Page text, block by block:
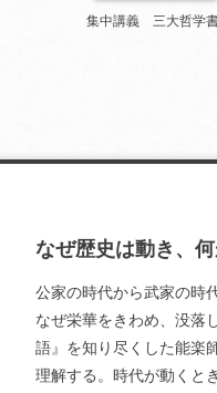
集中講義 三大哲学
なぜ歴史は動き、
公家の時代から武家の時
なぜ栄華をきわめ、没落
語』を知り尽くした能楽
理解する。時代が動くと